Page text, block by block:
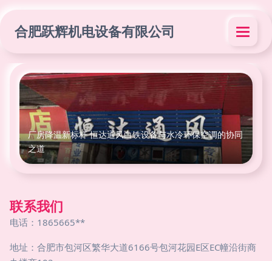
合肥跃辉机电设备有限公司
厂房降温新标杆 恒达通风白铁设备与水冷环保空调的协同
之道
联系我们
电话：1865665**
地址：合肥市包河区繁华大道6166号包河花园E区EC幢沿街商